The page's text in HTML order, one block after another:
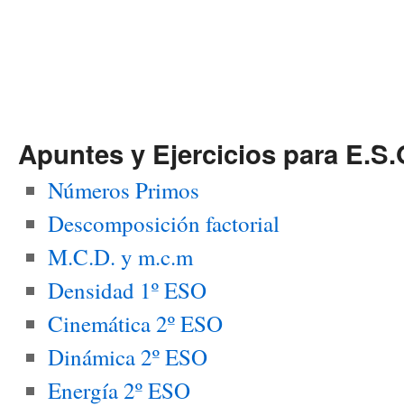
Apuntes y Ejercicios para
Números Primos
Descomposición factorial
M.C.D. y m.c.m
Densidad 1º ESO
Cinemática 2º ESO
Dinámica 2º ESO
Energía 2º ESO